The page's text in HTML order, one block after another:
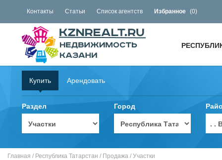
Контакты Статьи Список агентств Избранное (0)
Купить Арендовать
Раздел Город
. .
Главная / Республика Татарстан / Продажа / Участки